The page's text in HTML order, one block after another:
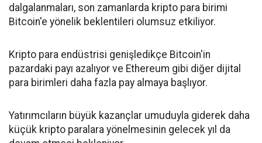
dalgalanmaları, son zamanlarda kripto para birimi
Bitcoin'e yönelik beklentileri olumsuz etkiliyor.
Kripto para endüstrisi genişledikçe Bitcoin'in
pazardaki payı azalıyor ve Ethereum gibi diğer dijital
para birimleri daha fazla pay almaya başlıyor.
Yatırımcıların büyük kazançlar umuduyla giderek daha
küçük kripto paralara yönelmesinin gelecek yıl da